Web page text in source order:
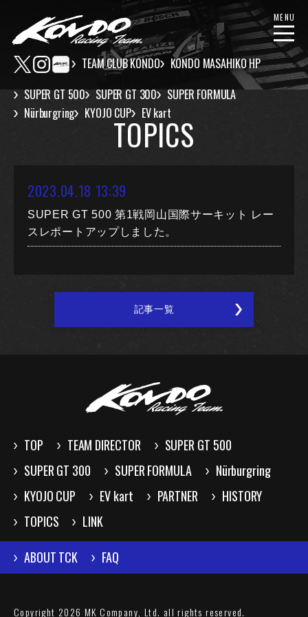
TEAM CLUB KONDO KONDO MASAHIKO HP
MENU
SUPER GT 500 SUPER GT 300
SUPER FORMULA
Nürburgring
KYOJO CUP EV kart
TOPICS
2023.04.18 13:39
SUPER GT 500 第1戦岡山国際サーキット レー
スレポートアップしました。
記事一覧
TOP TEAM DIRECTOR
SUPER GT 500
SUPER GT 300
SUPER FORMULA
Nürburgring
KYOJO CUP
EV kart PARTNER
HISTORY
TOPICS
LINK
ABOUT TCK
FAQ
Copyright 2026 MK Company, Ltd. all rights reserved.